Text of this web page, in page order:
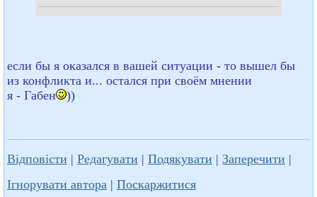
если бы я оказался в вашей ситуации - то вышел бы
из конфликта и... остался при своём мнении
я - Габен
))
Відповісти | Редагувати | Подякувати | Заперечити |
Ігнорувати автора | Поскаржитися